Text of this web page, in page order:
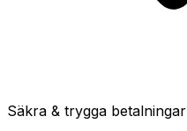
Säkra & trygga betalningar